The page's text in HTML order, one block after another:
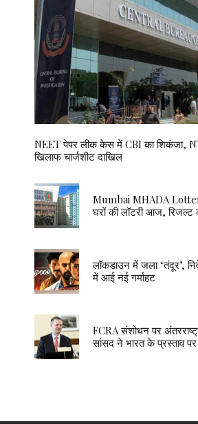
NEET पेपर लीक केस में CBI का शिकंजा,
खिलाफ चार्जशीट दाखिल
Mumbai MHADA
घरों की लॉटरी आज,
लॉकडाउन में जला ‘तंदूर’,
में आई नई गर्माहट
FCRA संशोधन पर
सांसद ने भारत के प्रस्ताव पर